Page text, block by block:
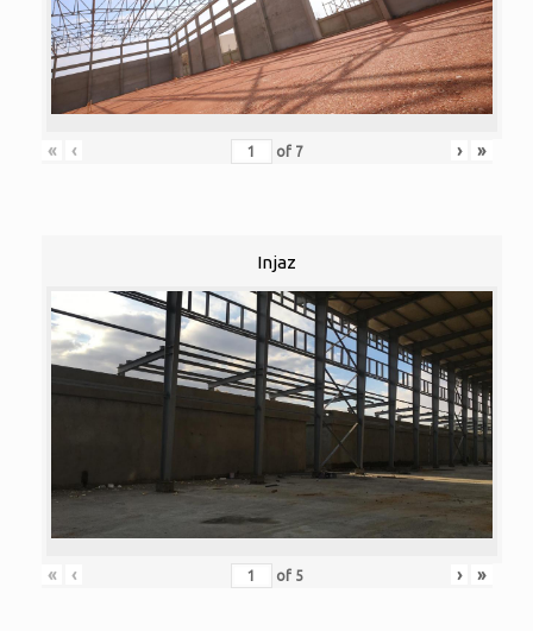
« ‹ of 7 › »
Injaz
« ‹ of 5 › »